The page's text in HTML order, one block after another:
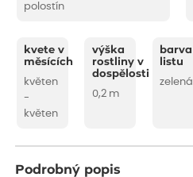
polostín
kvete v
měsících
květen
-
květen
výška
rostliny v
dospělosti
0,2 m
barva
listu
zelená
Podrobný popis